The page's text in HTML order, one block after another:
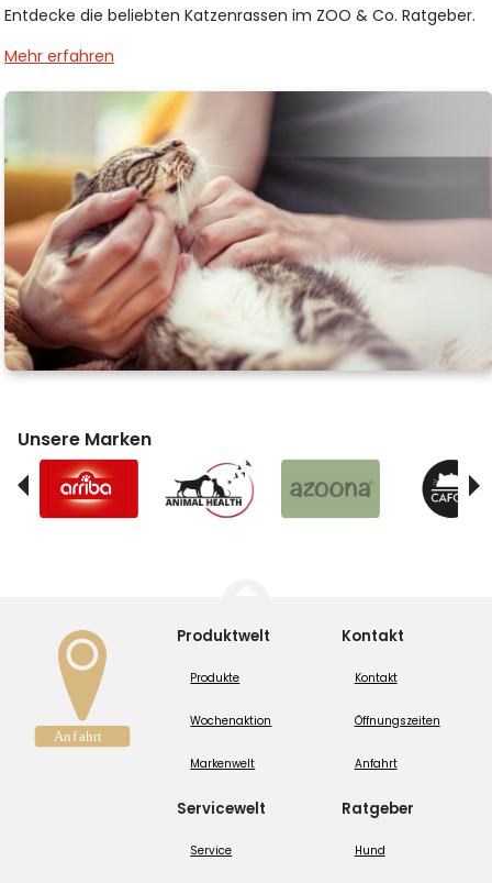
Entdecke die beliebten Katzenrassen im ZOO & Co. Ratgeber.
Mehr erfahren
Unsere Marken
Produktwelt
Produkte
Wochenaktion
Markenwelt
Servicewelt
Service
Kontakt
Kontakt
Öffnungszeiten
Anfahrt
Ratgeber
Hund